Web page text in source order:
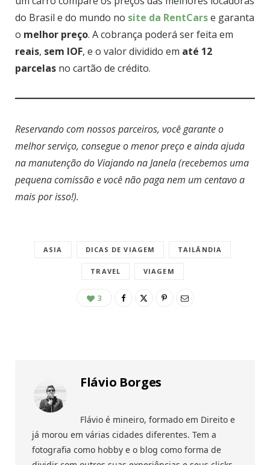
do Brasil e do mundo no site da RentCarse garanta
o melhor preço. A cobrança poderá ser feita em
reais, sem IOF, e o valor dividido em até 12
parcelas no cartão de crédito.
Reservando com nossos parceiros, você garante o
melhor serviço, consegue o menor preço e ainda ajuda
na manutenção do Viajando na Janela (recebemos uma
pequena comissão e você não paga nem um centavo a
mais por isso!).
ASIA DICAS DE VIAGEM TAILÂNDIA
TRAVEL VIAGEM
3
Flávio Borges
Flávio é mineiro, formado em Direito e
já morou em várias cidades diferentes. Tem a
fotografia como hobby e o blog como forma de